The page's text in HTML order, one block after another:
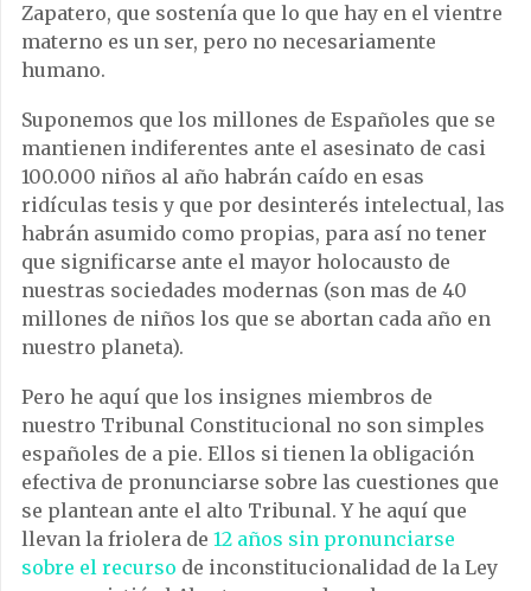
Zapatero, que sostenía que lo que hay en el vientre
materno es un ser, pero no necesariamente
humano.
Suponemos que los millones de Españoles que se
mantienen indiferentes ante el asesinato de casi
100.000 niños al año habrán caído en esas
ridículas tesis y que por desinterés intelectual, las
habrán asumido como propias, para así no tener
que significarse ante el mayor holocausto de
nuestras sociedades modernas (son mas de 40
millones de niños los que se abortan cada año en
nuestro planeta).
Pero he aquí que los insignes miembros de
nuestro Tribunal Constitucional no son simples
españoles de a pie. Ellos si tienen la obligación
efectiva de pronunciarse sobre las cuestiones que
se plantean ante el alto Tribunal. Y he aquí que
llevan la friolera de 12 años sin pronunciarse
sobre el recurso de inconstitucionalidad de la Ley